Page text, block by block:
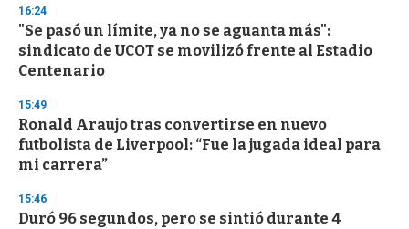
s
e
o
n
16:24
"Se pasó un límite, ya no se aguanta más":
sindicato de UCOT se movilizó frente al Estadio
Centenario
15:49
Ronald Araujo tras convertirse en nuevo
futbolista de Liverpool: “Fue la jugada ideal para
mi carrera”
15:46
Duró 96 segundos, pero se sintió durante 4